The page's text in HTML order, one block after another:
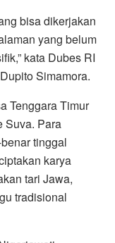
bisa dikerjakan
yang belum
kata Dubes RI
Simamora.
Tenggara Timur
Suva. Para
tinggal
karya
tari Jawa,
tradisional